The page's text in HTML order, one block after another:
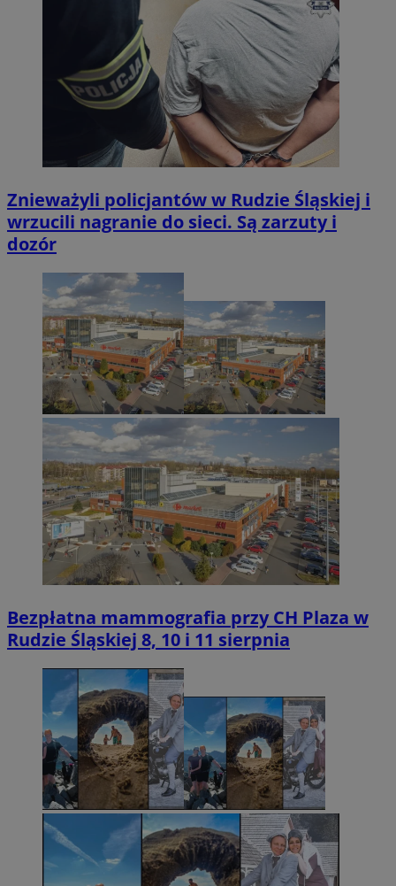
Znieważyli policjantów w Rudzie Śląskiej i
wrzucili nagranie do sieci. Są zarzuty i
dozór
Bezpłatna mammografia przy CH Plaza w
Rudzie Śląskiej 8, 10 i 11 sierpnia